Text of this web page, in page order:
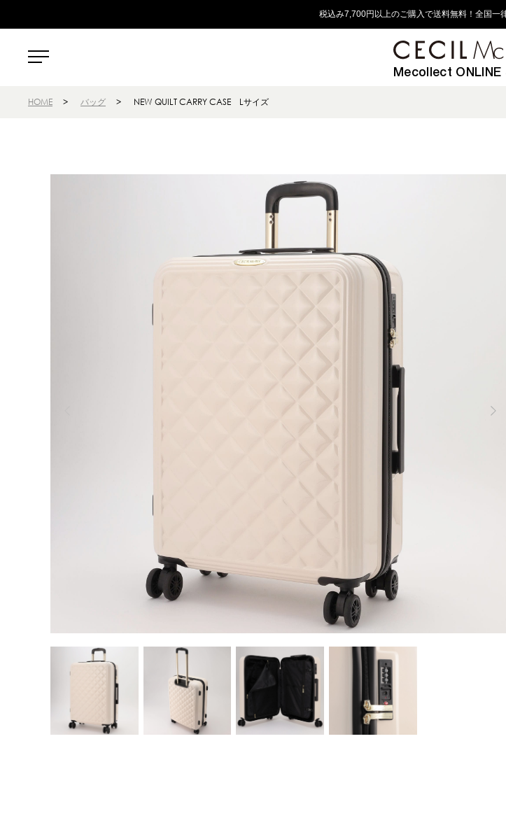
税込み7,700円以上のご購入で送料無料！全国一
Mecollect ONLINE
HOME > バッグ > NEW QUILT CARRY CASE Lサイズ